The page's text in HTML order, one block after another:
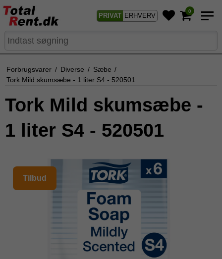
PRIVAT ERHVERV
0
Forbrugsvarer / Diverse / Sæbe /
Tork Mild skumsæbe - 1 liter S4 - 520501
Tork Mild skumsæbe -
1 liter S4 - 520501
Tilbud